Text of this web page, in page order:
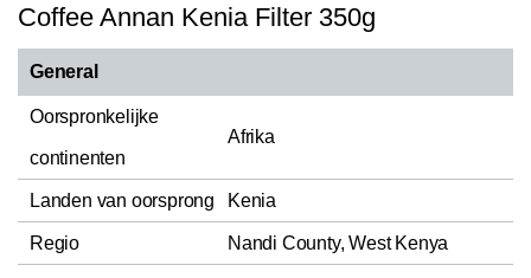
Coffee Annan Kenia Filter 350g
General
Oorspronkelijke
continenten
Afrika
Landen van oorsprong Kenia
Regio Nandi County, West Kenya